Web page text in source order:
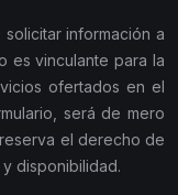
solicitar información a
es vinculante para la
ofertados en el
será de mero
el derecho de
disponibilidad.